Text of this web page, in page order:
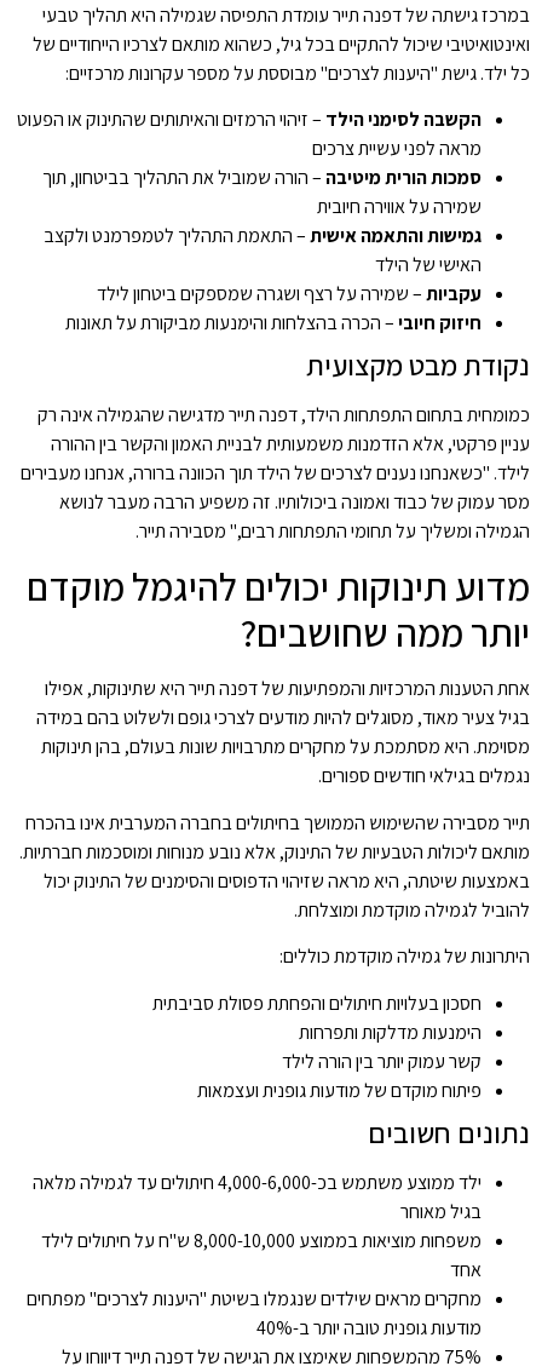
במרכז גישתה של דפנה תייר עומדת התפיסה שגמילה היא תהליך טבעי
ואינטואיטיבי שיכול להתקיים בכל גיל, כשהוא מותאם לצרכיו הייחודיים של
כל ילד. גישת "היענות לצרכים" מבוססת על מספר עקרונות מרכזיים:
הקשבה לסימני הילד – זיהוי הרמזים והאיתותים שהתינוק או הפעוט
מראה לפני עשיית צרכים
סמכות הורית מיטיבה – הורה שמוביל את התהליך בביטחון, תוך
שמירה על אווירה חיובית
גמישות והתאמה אישית– התאמת התהליך לטמפרמנט ולקצב
האישי של הילד
עקביות– שמירה על רצף ושגרה שמספקים ביטחון לילד
חיזוק חיובי– הכרה בהצלחות והימנעות מביקורת על תאונות
נקודת מבט מקצועית
כמומחית בתחום התפתחות הילד, דפנה תייר מדגישה שהגמילה אינה רק
עניין פרקטי, אלא הזדמנות משמעותית לבניית האמון והקשר בין ההורה
לילד. "כשאנחנו נענים לצרכים של הילד תוך הכוונה ברורה, אנחנו מעבירים
מסר עמוק של כבוד ואמונה ביכולותיו. זה משפיע הרבה מעבר לנושא
הגמילה ומשליך על תחומי התפתחות רבים," מסבירה תייר.
מדוע תינוקות יכולים להיגמל מוקדם
יותר ממה שחושבים?
אחת הטענות המרכזיות והמפתיעות של דפנה תייר היא שתינוקות, אפילו
בגיל צעיר מאוד, מסוגלים להיות מודעים לצרכי גופם ולשלוט בהם במידה
מסוימת. היא מסתמכת על מחקרים מתרבויות שונות בעולם, בהן תינוקות
נגמלים בגילאי חודשים ספורים.
תייר מסבירה שהשימוש הממושך בחיתולים בחברה המערבית אינו בהכרח
מותאם ליכולות הטבעיות של התינוק, אלא נובע מנוחות ומוסכמות חברתיות.
באמצעות שיטתה, היא מראה שזיהוי הדפוסים והסימנים של התינוק יכול
להוביל לגמילה מוקדמת ומוצלחת.
היתרונות של גמילה מוקדמת כוללים:
חסכון בעלויות חיתולים והפחתת פסולת סביבתית
הימנעות מדלקות ותפרחות
קשר עמוק יותר בין הורה לילד
פיתוח מוקדם של מודעות גופנית ועצמאות
נתונים חשובים
ילד ממוצע משתמש בכ-4,000-6,000 חיתולים עד לגמילה מלאה
בגיל מאוחר
משפחות מוציאות בממוצע 8,000-10,000 ש"ח על חיתולים לילד
אחד
מחקרים מראים שילדים שנגמלו בשיטת "היענות לצרכים" מפתחים
מודעות גופנית טובה יותר ב-40%
75% מהמשפחות שאימצו את הגישה של דפנה תייר דיווחו על